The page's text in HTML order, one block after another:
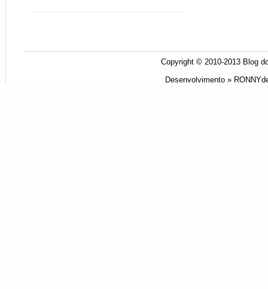
Copyright © 2010-2013 Blog
Desenvolvimento »